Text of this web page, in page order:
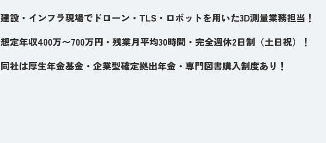
建設・インフラ現場でドローン・TLS・ロボットを用いた3D測量業務担当！
想定年収400万〜700万円・残業月平均30時間・完全週休2日制（土日祝）！
同社は厚生年金基金・企業型確定拠出年金・専門図書購入制度あり！